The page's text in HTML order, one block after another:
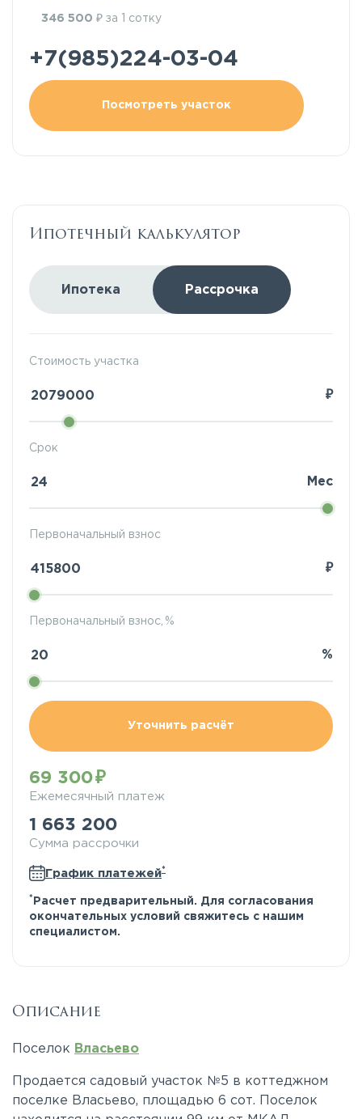
346 500 ₽ за 1 сотку
+7(985)224-03-04
Посмотреть участок
Ипотечный калькулятор
Ипотека Рассрочка
Стоимость участка
₽
Первоначальный взнос
₽
Срок
Мес
Первоначальный взнос, %
%
Уточнить расчёт
69 300
Ежемесячный платеж
1 663 200
Сумма рассрочки
График платежей*
* Расчет предварительный. Для согласования
окончательных условий свяжитесь с нашим
специалистом.
Описание
Поселок Власьево
Продается садовый участок №5 в коттеджном
поселке Власьево, площадью 6 сот. Поселок